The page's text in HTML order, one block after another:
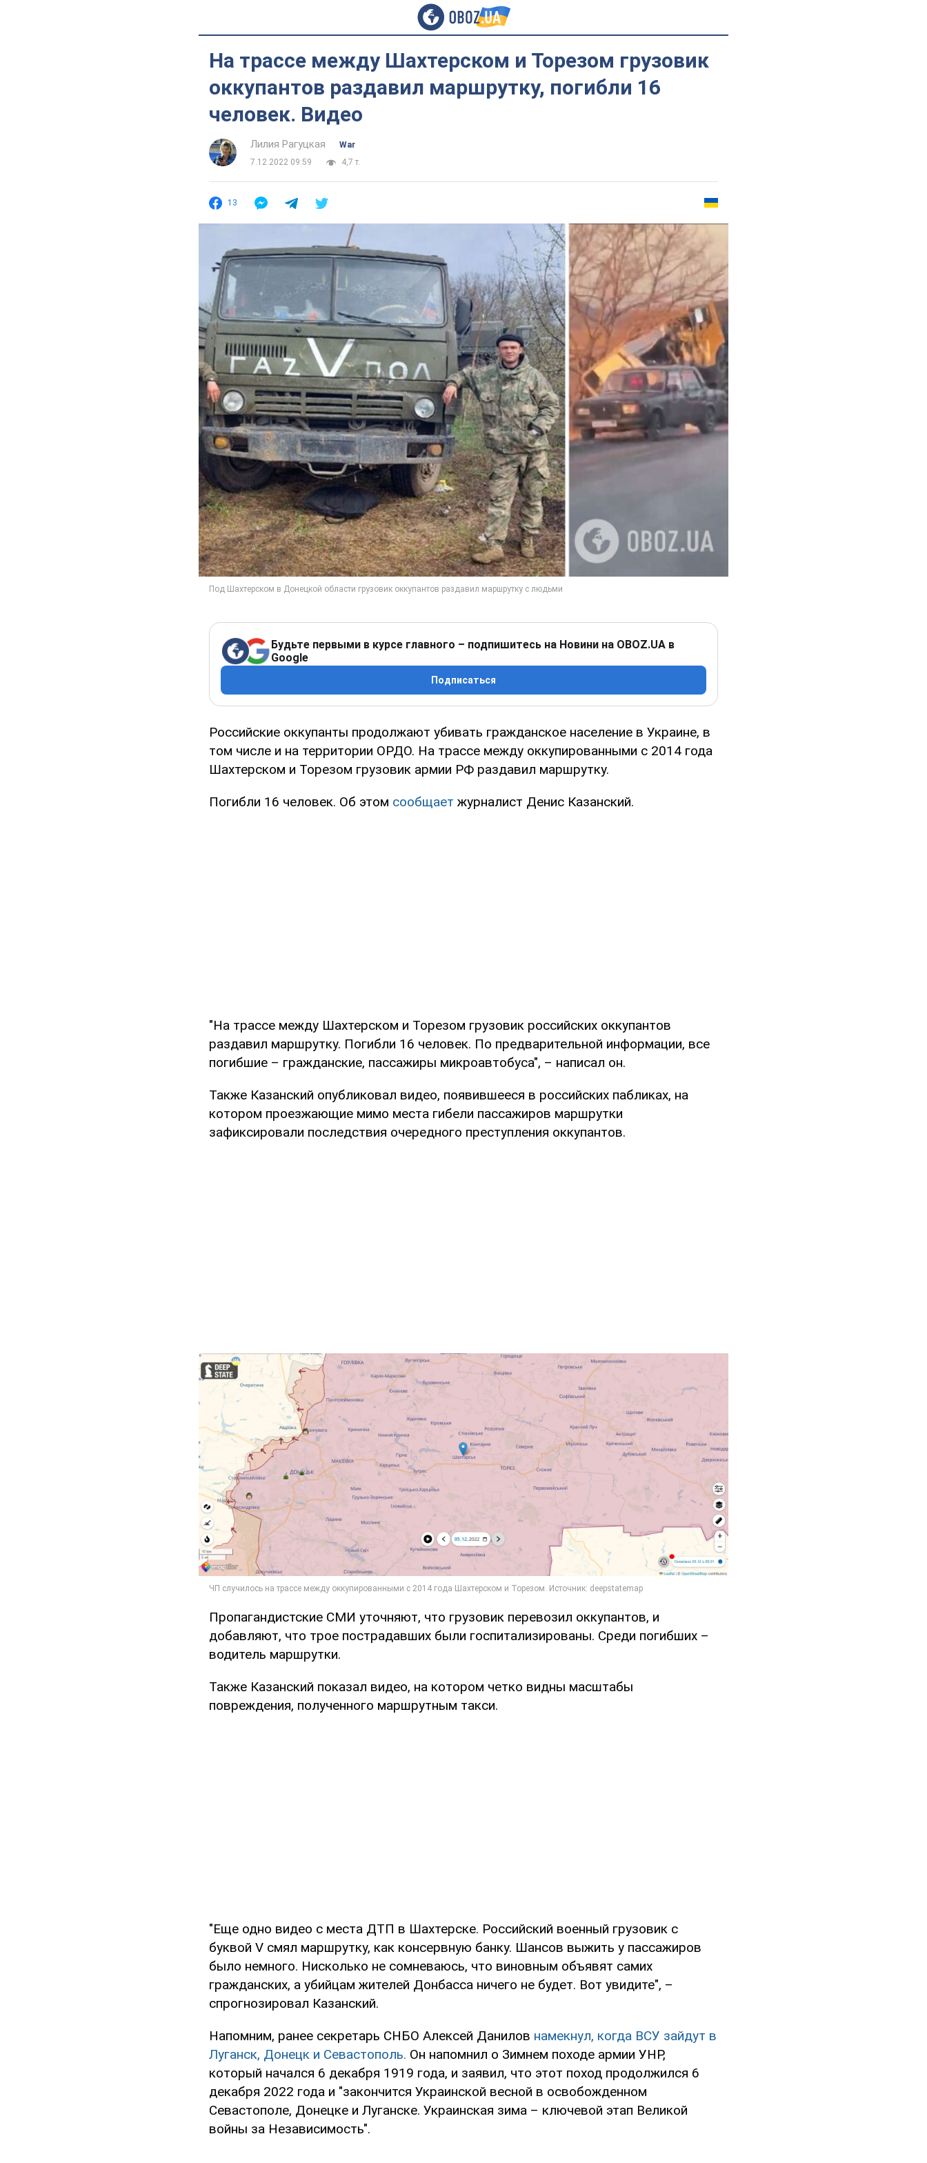
На трассе между Шахтерском и Торезом грузовик
оккупантов раздавил маршрутку, погибли 16
человек. Видео
Лилия Рагуцкая
War
7.12.2022 09:59
4,7 т.
13
Будьте первыми в курсе главного – подпишитесь на Новини на OBOZ.UA в
Google
Подписаться
Российские оккупанты продолжают убивать гражданское население в Украине, в
том числе и на территории ОРДО. На трассе между оккупированными с 2014 года
Шахтерском и Торезом грузовик армии РФ раздавил маршрутку.
Погибли 16 человек. Об этом сообщает журналист Денис Казанский.
"На трассе между Шахтерском и Торезом грузовик российских оккупантов
раздавил маршрутку. Погибли 16 человек. По предварительной информации, все
погибшие – гражданские, пассажиры микроавтобуса", – написал он.
Также Казанский опубликовал видео, появившееся в российских пабликах, на
котором проезжающие мимо места гибели пассажиров маршрутки
зафиксировали последствия очередного преступления оккупантов.
Пропагандистские СМИ уточняют, что грузовик перевозил оккупантов, и
добавляют, что трое пострадавших были госпитализированы. Среди погибших –
водитель маршрутки.
Также Казанский показал видео, на котором четко видны масштабы
повреждения, полученного маршрутным такси.
"Еще одно видео с места ДТП в Шахтерске. Российский военный грузовик с
буквой V смял маршрутку, как консервную банку. Шансов выжить у пассажиров
было немного. Нисколько не сомневаюсь, что виновным объявят самих
гражданских, а убийцам жителей Донбасса ничего не будет. Вот увидите", –
спрогнозировал Казанский.
Напомним, ранее секретарь СНБО Алексей Данилов намекнул, когда ВСУ зайдут в
Луганск, Донецк и Севастополь. Он напомнил о Зимнем походе армии УНР,
который начался 6 декабря 1919 года, и заявил, что этот поход продолжился 6
декабря 2022 года и "закончится Украинской весной в освобожденном
Севастополе, Донецке и Луганске. Украинская зима – ключевой этап Великой
войны за Независимость".